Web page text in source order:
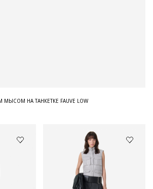
НА ТАНКЕТКЕ FAUVE LOW